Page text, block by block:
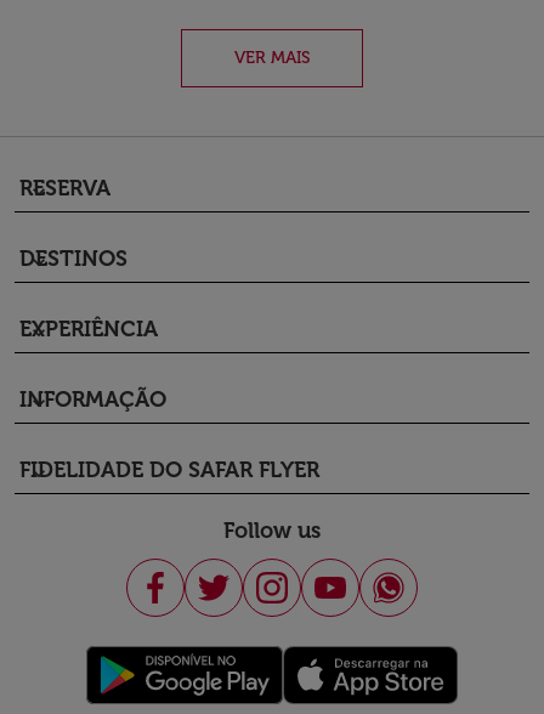
VER MAIS
RESERVA
keyboard_arrow_down
DESTINOS
keyboard_arrow_down
EXPERIÊNCIA
keyboard_arrow_down
INFORMAÇÃO
keyboard_arrow_down
FIDELIDADE DO SAFAR FLYER
keyboard_arrow_down
Follow us